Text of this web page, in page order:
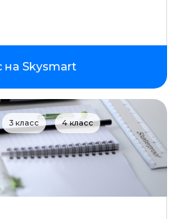
на Skysmart
3 класс 4 класс